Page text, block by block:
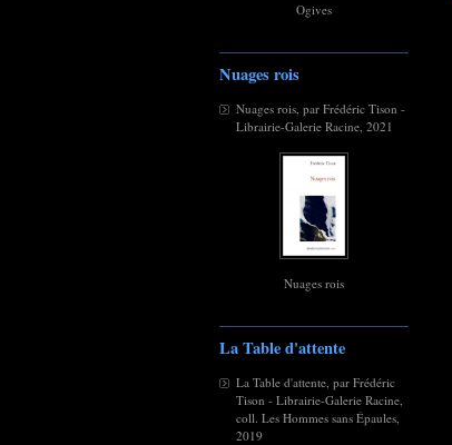
Ogives
Nuages rois
Nuages rois, par Frédéric Tison -
Librairie-Galerie Racine, 2021
Nuages rois
La Table d'attente
La Table d'attente, par Frédéric
Tison - Librairie-Galerie Racine,
coll. Les Hommes sans Épaules,
2019